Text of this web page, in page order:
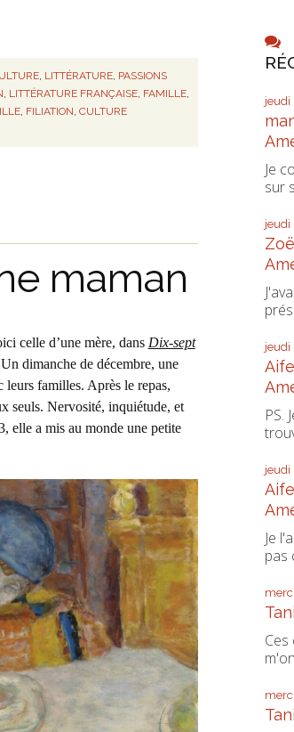
LITTÉRATURE PASSIONS
LITTÉRATURE FRANÇAISE, FAMILLE,
, FILIATION CULTURE
maman
celle d’une mère, dans Dix-sept
dimanche de décembre, une
leurs familles. Après le repas,
seuls. Nervosité, inquiétude, et
elle a mis au monde une petite
jeudi
Je
sur
jeudi
jeudi
PS.
jeudi
Je
pas